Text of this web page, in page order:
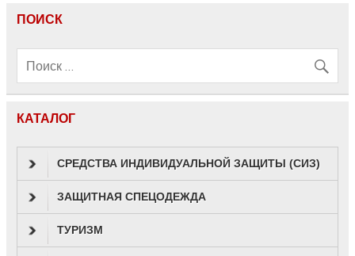
ПОИСК
КАТАЛОГ
СРЕДСТВА ИНДИВИДУАЛЬНОЙ ЗАЩИТЫ (СИЗ)
ЗАЩИТНАЯ СПЕЦОДЕЖДА
ТУРИЗМ